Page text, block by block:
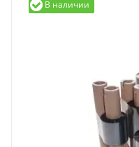
В наличии